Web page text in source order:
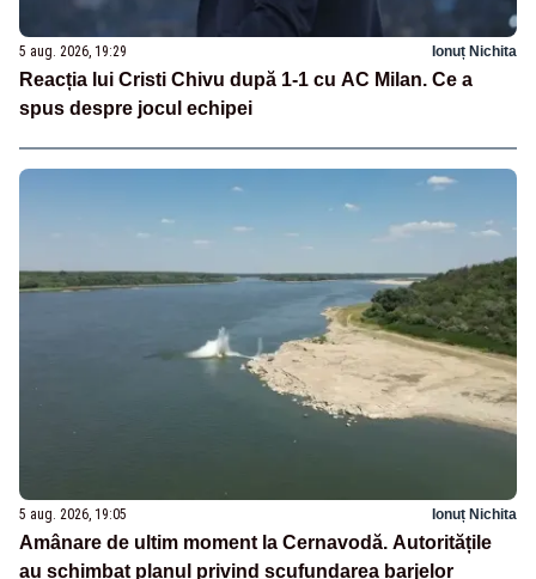
5 aug. 2026, 19:29 Ionuț Nichita
Reacția lui Cristi Chivu după 1-1 cu AC Milan. Ce a
spus despre jocul echipei
5 aug. 2026, 19:05 Ionuț Nichita
Amânare de ultim moment la Cernavodă. Autoritățile
au schimbat planul privind scufundarea barjelor